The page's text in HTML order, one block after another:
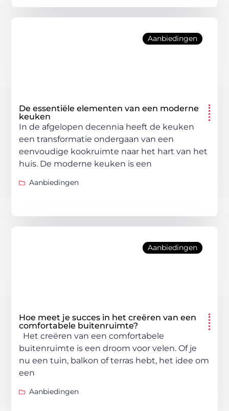
Aanbiedingen
De essentiële elementen van een moderne
keuken
In de afgelopen decennia heeft de keuken
een transformatie ondergaan van een
eenvoudige kookruimte naar het hart van het
huis. De moderne keuken is een
Aanbiedingen
Aanbiedingen
Hoe meet je succes in het creëren van een
comfortabele buitenruimte?
Het creëren van een comfortabele
buitenruimte is een droom voor velen. Of je
nu een tuin, balkon of terras hebt, het idee om
een
Aanbiedingen